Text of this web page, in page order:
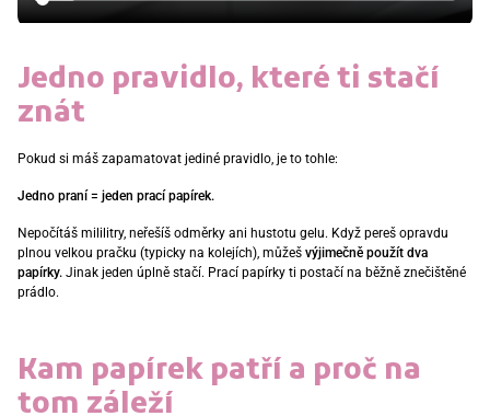
Jedno pravidlo, které ti stačí
znát
Pokud si máš zapamatovat jediné pravidlo, je to tohle:
Jedno praní = jeden prací papírek.
Nepočítáš mililitry, neřešíš odměrky ani hustotu gelu. Když pereš opravdu
plnou velkou pračku (typicky na kolejích), můžeš výjimečně použít dva
papírky. Jinak jeden úplně stačí. Prací papírky ti postačí na běžně znečištěné
prádlo.
Kam papírek patří a proč na
tom záleží